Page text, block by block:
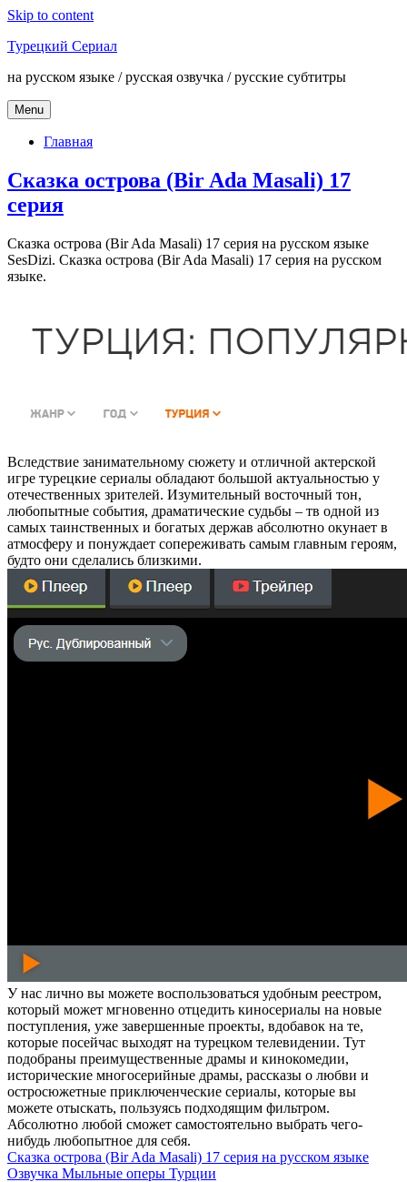
Skip to content
Турецкий Сериал
на русском языке / русская озвучка / русские субтитры
Menu
Главная
Сказка острова (Bir Ada Masali) 17
серия
Сказка острова (Bir Ada Masali) 17 серия на русском языке
SesDizi. Сказка острова (Bir Ada Masali) 17 серия на русском
языке.
Вследствие занимательному сюжету и отличной актерской
игре турецкие сериалы обладают большой актуальностью у
отечественных зрителей. Изумительный восточный тон,
любопытные события, драматические судьбы – тв одной из
самых таинственных и богатых держав абсолютно окунает в
атмосферу и понуждает сопереживать самым главным героям,
будто они сделались близкими.
У нас лично вы можете воспользоваться удобным реестром,
который может мгновенно отцедить киносериалы на новые
поступления, уже завершенные проекты, вдобавок на те,
которые посейчас выходят на турецком телевидении. Тут
подобраны преимущественные драмы и кинокомедии,
исторические многосерийные драмы, рассказы о любви и
остросюжетные приключенческие сериалы, которые вы
можете отыскать, пользуясь подходящим фильтром.
Абсолютно любой сможет самостоятельно выбрать чего-
нибудь любопытное для себя.
Сказка острова (Bir Ada Masali) 17 серия на русском языке
Озвучка Мыльные оперы Турции